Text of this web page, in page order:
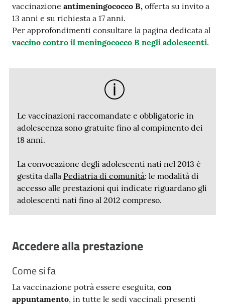
vaccinazione antimeningococco B, offerta su invito a
13 anni e su richiesta a 17 anni.
Per approfondimenti consultare la pagina dedicata al
vaccino contro il meningococco B negli adolescenti.
Le vaccinazioni raccomandate e obbligatorie in
adolescenza sono gratuite fino al compimento dei
18 anni.
La convocazione degli adolescenti nati nel 2013 è
gestita dalla Pediatria di comunità; le modalità di
accesso alle prestazioni qui indicate riguardano gli
adolescenti nati fino al 2012 compreso.
Accedere alla prestazione
Come si fa
La vaccinazione potrà essere eseguita, con
appuntamento, in tutte le sedi vaccinali presenti